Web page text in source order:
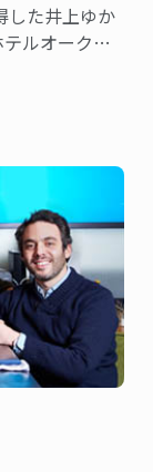
した井上ゆか
ルオークラ
を行いまし